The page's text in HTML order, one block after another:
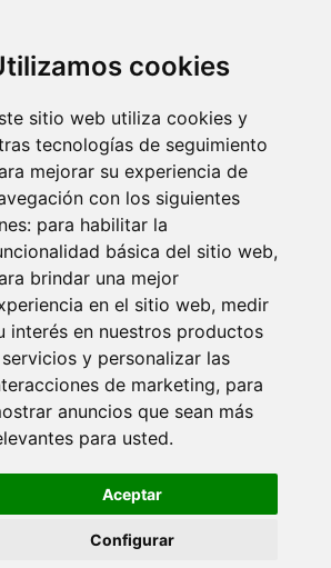
cookies
sitio web utiliza cookies y
tecnologías de seguimiento
mejorar su experiencia de
con los siguientes
para habilitar la
básica del sitio web,
brindar una mejor
en el sitio web, medir
interés en nuestros productos
y personalizar las
de marketing, para
anuncios que sean más
para usted.
Aceptar
Configurar
Administrativa
Administrativa, del Área de
encargada de la actualización de
con nosotros a través del correo:
Aviso legal·Política de cookies